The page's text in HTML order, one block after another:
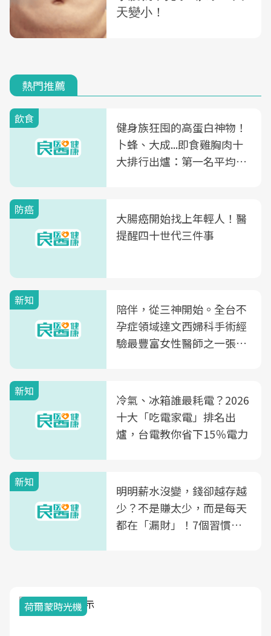
熱門推薦
飲食
健身族狂囤的高蛋白神物！
卜蜂、大成...即食雞胸肉十
大排行出爐：第一名平均一
防癌
大腸癌開始找上年輕人！醫
提醒四十世代三件事
新知
陪伴，從三神開始。全台不
孕症領域達文西婦科手術經
驗最豐富女性醫師之一張永
光田醫院建構360度女性健
康照護生態圈
新知
冷氣、冰箱誰最耗電？2026
十大「吃電家電」排名出
爐，台電教你省下15％電力
新知
明明薪水沒變，錢卻越存越
少？不是賺太少，而是每天
都在「漏財」！7個習慣一
荷爾蒙時光機